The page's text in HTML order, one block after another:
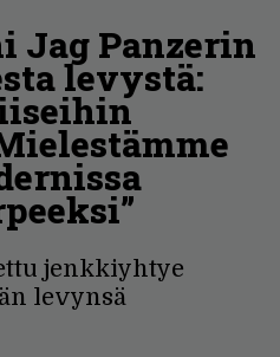
Jag Panzerin
levystä:
jenkkiyhtye
levynsä